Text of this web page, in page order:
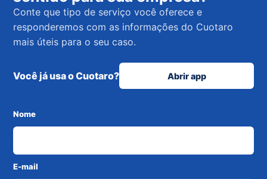
Conte que tipo de serviço você oferece e
responderemos com as informações do Cuotaro
mais úteis para o seu caso.
Você já usa o Cuotaro? Abrir app
Nome
E-mail